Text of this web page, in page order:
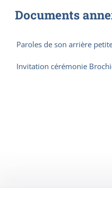
Documents
Paroles de son arrière
Invitation cérémonie